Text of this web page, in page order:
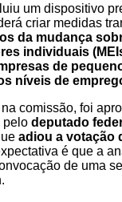
um dispositivo
criar medidas
da mudança
individuais
de
níveis de
comissão, foi
pelo deputado
adiou a votação
é que a
de uma